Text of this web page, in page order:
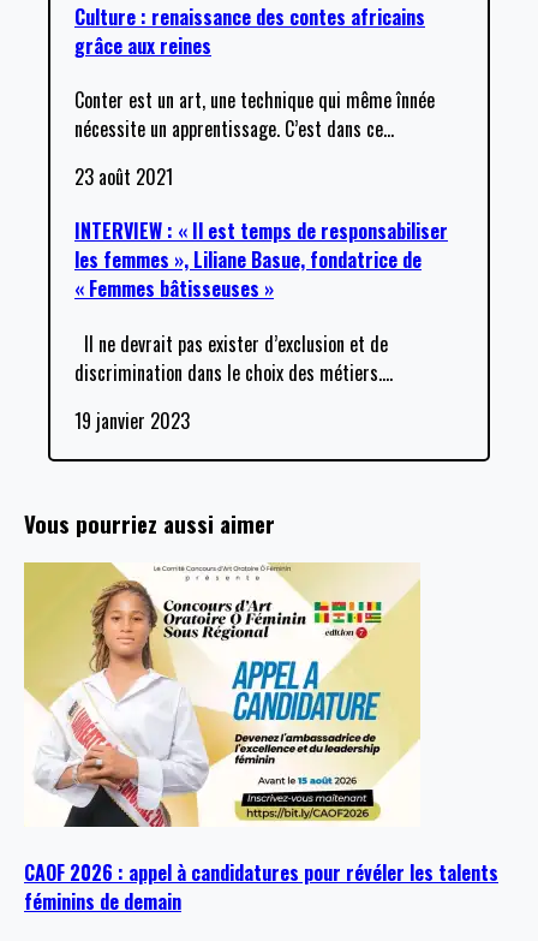
Culture : renaissance des contes africains
grâce aux reines
Conter est un art, une technique qui même înnée
nécessite un apprentissage. C’est dans ce…
23 août 2021
INTERVIEW : « Il est temps de responsabiliser
les femmes », Liliane Basue, fondatrice de
« Femmes bâtisseuses »
Il ne devrait pas exister d’exclusion et de
discrimination dans le choix des métiers.…
19 janvier 2023
Vous pourriez aussi aimer
CAOF 2026 : appel à candidatures pour révéler les talents
féminins de demain